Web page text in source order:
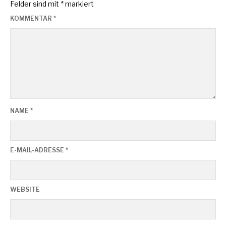
Felder sind mit *markiert
KOMMENTAR *
NAME *
E-MAIL-ADRESSE *
WEBSITE